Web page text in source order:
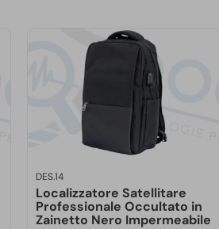
DES.14
Localizzatore Satellitare
Professionale Occultato in
Zainetto Nero Impermeabile